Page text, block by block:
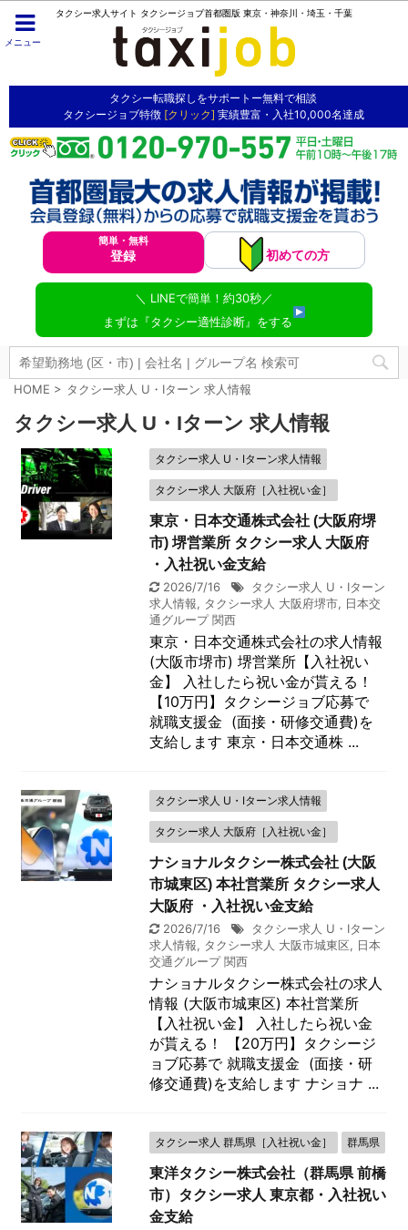
メニュー
タクシー求人サイト タクシージョブ首都圏版 東京・神奈川・埼玉・千葉
タクシー転職探しをサポートー無料で相談
タクシージョブ特徴 [クリック] 実績豊富・入社10,000名達成
簡単・無料
登録 初めての方
＼ LINEで簡単！約30秒／
まずは『タクシー適性診断』をする
HOME > タクシー求人 U・Iターン 求人情報
タクシー求人 U・Iターン 求人情報
タクシー求人 U・Iターン求人情報
タクシー求人 大阪府［入社祝い金］
東京・日本交通株式会社 (大阪府堺
市) 堺営業所 タクシー求人 大阪府
・入社祝い金支給
2026/7/16
タクシー求人 U・Iターン
求人情報, タクシー求人 大阪府堺市, 日本交
通グループ 関西
東京・日本交通株式会社の求人情報
(大阪市堺市) 堺営業所【入社祝い
金】 入社したら祝い金が貰える！
【10万円】タクシージョブ応募で
就職支援金 (面接・研修交通費)を
支給します 東京・日本交通株 ...
タクシー求人 U・Iターン求人情報
タクシー求人 大阪府［入社祝い金］
ナショナルタクシー株式会社 (大阪
市城東区) 本社営業所 タクシー求人
大阪府 ・入社祝い金支給
2026/7/16
タクシー求人 U・Iターン
求人情報, タクシー求人 大阪市城東区, 日本
交通グループ 関西
ナショナルタクシー株式会社の求人
情報 (大阪市城東区) 本社営業所
【入社祝い金】 入社したら祝い金
が貰える！ 【20万円】タクシージ
ョブ応募で 就職支援金 (面接・研
修交通費)を支給します ナショナ ...
タクシー求人 群馬県［入社祝い金］ 群馬県
東洋タクシー株式会社（群馬県 前橋
市）タクシー求人 東京都・入社祝い
金支給